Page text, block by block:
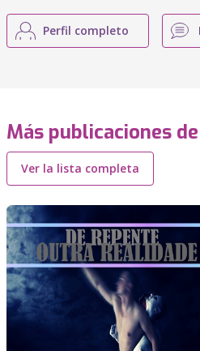
Perfil completo
Más publicaciones
Ver la lista completa